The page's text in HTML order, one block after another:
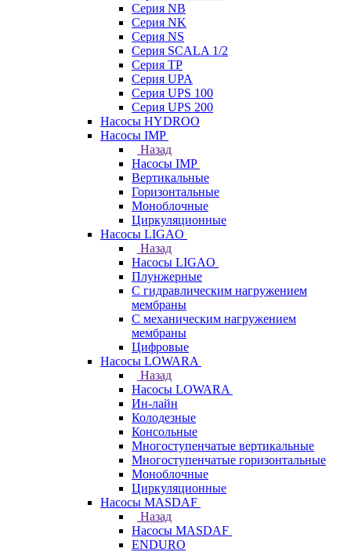
Серия NB
Серия NK
Серия NS
Серия SCALA 1/2
Серия TP
Серия UPA
Серия UPS 100
Серия UPS 200
Насосы HYDROO
Насосы IMP
Назад
Насосы IMP
Вертикальные
Горизонтальные
Моноблочные
Циркуляционные
Насосы LIGAO
Назад
Насосы LIGAO
Плунжерные
С гидравлическим нагружением
мембраны
С механическим нагружением
мембраны
Цифровые
Насосы LOWARA
Назад
Насосы LOWARA
Ин-лайн
Колодезные
Консольные
Многоступенчатые вертикальные
Многоступенчатые горизонтальные
Моноблочные
Циркуляционные
Насосы MASDAF
Назад
Насосы MASDAF
ENDURO